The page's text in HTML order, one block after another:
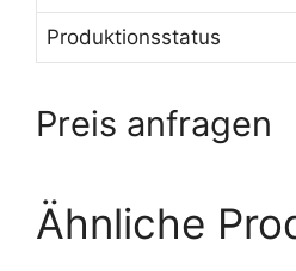
Produktionsstatus
Preis anfragen
Ähnliche